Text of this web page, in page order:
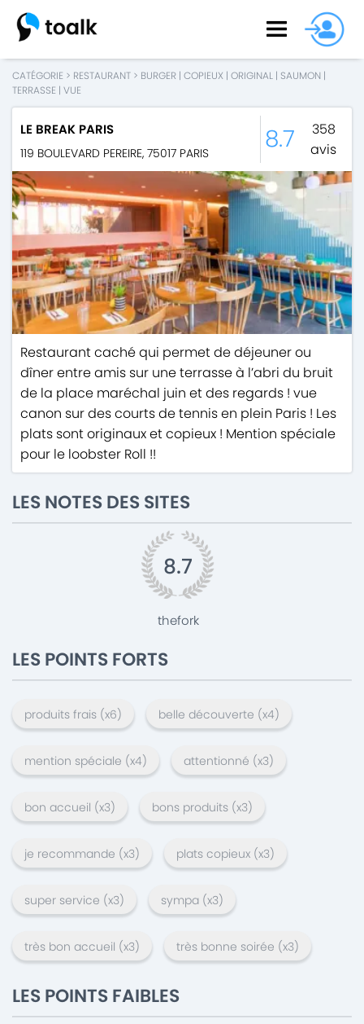
CATÉGORIE > RESTAURANT > BURGER | COPIEUX | ORIGINAL | SAUMON |
TERRASSE | VUE
LE BREAK PARIS
119 BOULEVARD PEREIRE, 75017 PARIS 8.7
358
avis
Restaurant caché qui permet de déjeuner ou
dîner entre amis sur une terrasse à l’abri du bruit
de la place maréchal juin et des regards ! vue
canon sur des courts de tennis en plein Paris ! Les
plats sont originaux et copieux ! Mention spéciale
pour le loobster Roll !!
LES NOTES DES SITES
8.7
thefork
LES POINTS FORTS
produits frais (x6) belle découverte (x4)
mention spéciale (x4) attentionné (x3)
bon accueil (x3) bons produits (x3)
je recommande (x3) plats copieux (x3)
super service (x3) sympa (x3)
très bon accueil (x3) très bonne soirée (x3)
LES POINTS FAIBLES